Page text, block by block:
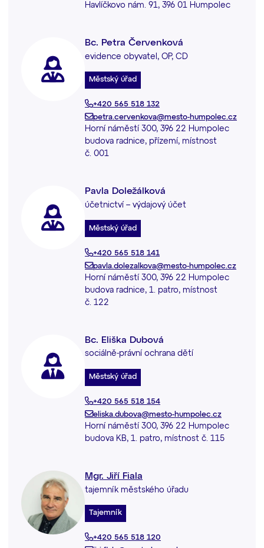
Havlíčkovo nám. 91, 396 01 Humpolec
Bc. Petra Červenková
evidence obyvatel, OP, CD
Městský úřad
+420 565 518 132
petra.cervenkova@mesto-humpolec.cz
Horní náměstí 300, 396 22 Humpolec
budova radnice, přízemí, místnost
č. 001
Pavla Doležálková
účetnictví – výdajový účet
Městský úřad
+420 565 518 141
pavla.dolezalkova@mesto-humpolec.cz
Horní náměstí 300, 396 22 Humpolec
budova radnice, 1. patro, místnost
č. 122
Bc. Eliška Dubová
sociálně-právní ochrana dětí
Městský úřad
+420 565 518 154
eliska.dubova@mesto-humpolec.cz
Horní náměstí 300, 396 22 Humpolec
budova KB, 1. patro, místnost č. 115
Mgr. Jiří Fiala
tajemník městského úřadu
Tajemník
+420 565 518 120